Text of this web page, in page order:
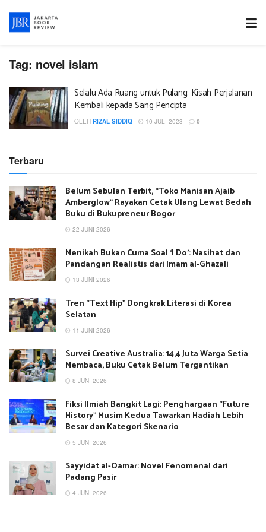
Tag: novel islam
Selalu Ada Ruang untuk Pulang: Kisah Perjalanan
Kembali kepada Sang Pencipta
OLEH RIZAL SIDDIQ 10 JULI 2023 0
Terbaru
Belum Sebulan Terbit, “Toko Manisan Ajaib
Amberglow” Rayakan Cetak Ulang Lewat Bedah
Buku di Bukupreneur Bogor
22 JUNI 2026
Menikah Bukan Cuma Soal ‘I Do’: Nasihat dan
Pandangan Realistis dari Imam al-Ghazali
13 JUNI 2026
Tren “Text Hip” Dongkrak Literasi di Korea
Selatan
11 JUNI 2026
Survei Creative Australia: 14,4 Juta Warga Setia
Membaca, Buku Cetak Belum Tergantikan
8 JUNI 2026
Fiksi Ilmiah Bangkit Lagi: Penghargaan “Future
History” Musim Kedua Tawarkan Hadiah Lebih
Besar dan Kategori Skenario
5 JUNI 2026
Sayyidat al-Qamar: Novel Fenomenal dari
Padang Pasir
4 JUNI 2026